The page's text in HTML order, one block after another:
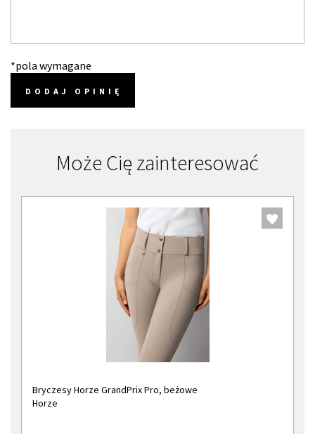
*pola wymagane
DODAJ OPINIĘ
Może Cię zainteresować
Bryczesy Horze GrandPrix Pro, beżowe
Horze